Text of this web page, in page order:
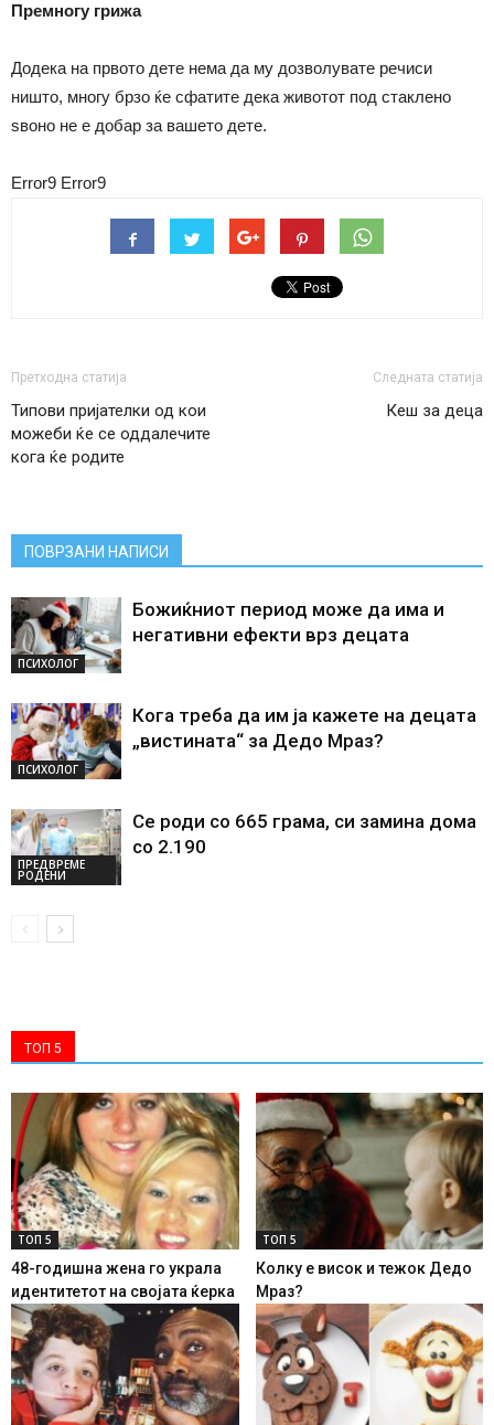
Премногу грижа
Додека на првото дете нема да му дозволувате речиси
ништо, многу брзо ќе сфатите дека животот под стаклено
ѕвоно не е добар за вашето дете.
Error9 Error9
Претходна статија
Типови пријателки од кои
можеби ќе се оддалечите
кога ќе родите
Следната статија
Кеш за деца
ПОВРЗАНИ НАПИСИ
ПСИХОЛОГ
Божиќниот период може да има и
негативни ефекти врз децата
ПСИХОЛОГ
Кога треба да им ја кажете на децата
„вистината“ за Дедо Мраз?
ПРЕДВРЕМЕ
РОДЕНИ
Се роди со 665 грама, си замина дома
со 2.190
ТОП 5
ТОП 5
48-годишна жена го украла
идентитетот на својата ќерка
ТОП 5
Колку е висок и тежок Дедо
Мраз?